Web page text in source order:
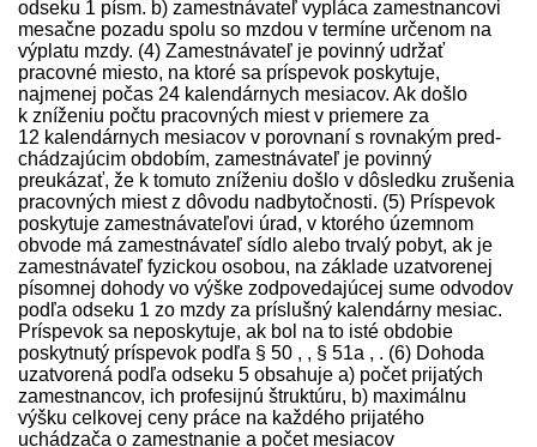
odseku 1 písm. b) zamest­návateľ vypláca zamestnancovi
mesačne pozadu spolu so mzdou v termíne určenom na
výplatu mzdy. (4) Zamest­návateľ je povinný udržať
pracovné miesto, na ktoré sa príspevok poskytuje,
najmenej počas 24 kalendárnych mesiacov. Ak došlo
k zníženiu počtu pracovných miest v priemere za
12 kalendárnych mesiacov v porovnaní s rovnakým pred­
chádzajúcim obdobím, zamest­návateľ je povinný
preukázať, že k tomuto zníženiu došlo v dôsledku zrušenia
pracovných miest z dôvodu nadbytočnosti. (5) Príspevok
poskytuje zamest­návateľovi úrad, v ktorého územnom
obvode má zamest­návateľ sídlo alebo trvalý pobyt, ak je
zamest­návateľ fyzickou osobou, na základe uzatvorenej
písomnej dohody vo výške zodpovedajúcej sume odvodov
podľa odseku 1 zo mzdy za príslušný kalendárny mesiac.
Príspevok sa neposkytuje, ak bol na to isté obdobie
poskytnutý príspevok podľa § 50 , , § 51a , . (6) Dohoda
uzatvorená podľa odseku 5 obsahuje a) počet prijatých
zamestnancov, ich profesijnú štruktúru, b) maximálnu
výšku celkovej ceny práce na každého prijatého
uchádzača o zamestnanie a počet mesiacov